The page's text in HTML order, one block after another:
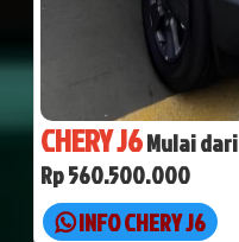
CHERY J6Mulai dari
Rp 560.500.000
INFO CHERY J6